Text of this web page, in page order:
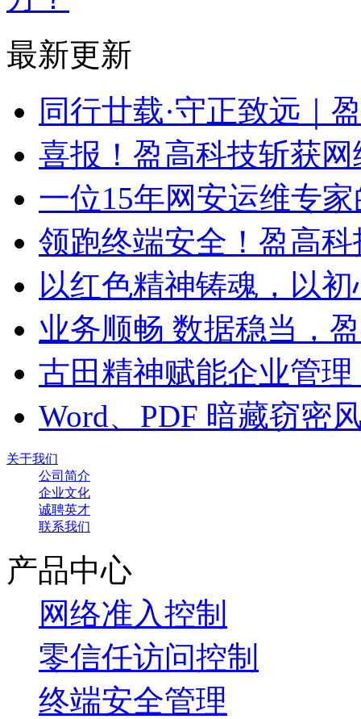
最新更新
同行廿载·守正致远｜
喜报！盈高科技斩获
一位15年网安运维专
领跑终端安全！盈高
以红色精神铸魂，以
业务顺畅 数据稳当，
古田精神赋能企业管
Word、PDF 暗藏窃密
关于我们
公司简介
企业文化
诚聘英才
联系我们
产品中心
网络准入控制
零信任访问控制
终端安全管理